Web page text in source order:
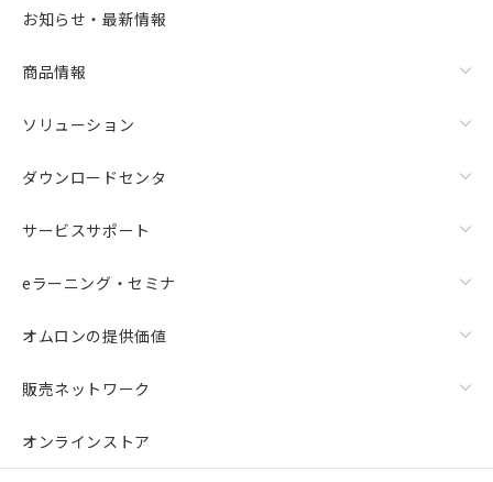
お知らせ・最新情報
商品情報
ソリューション
ダウンロードセンタ
サービスサポート
eラーニング・セミナ
オムロンの提供価値
販売ネットワーク
オンラインストア